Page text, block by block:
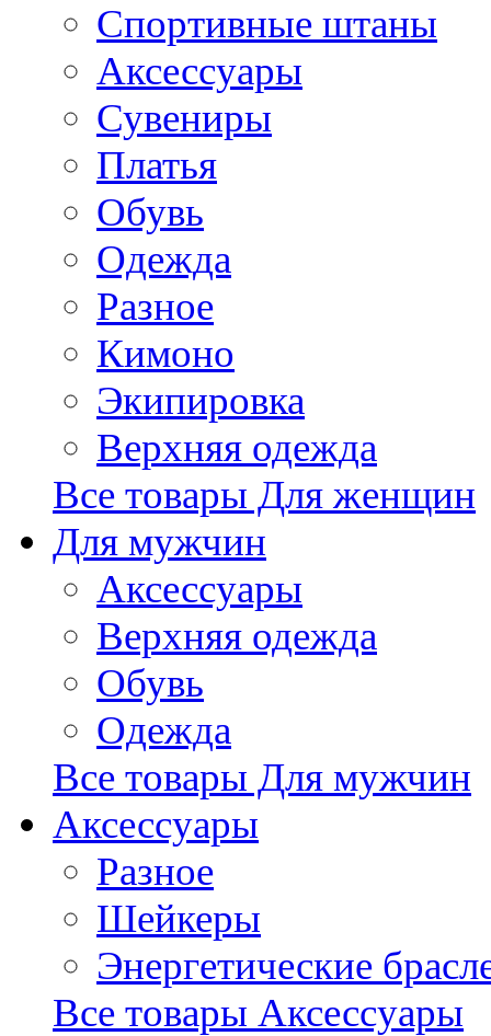
Спортивные штаны
Аксессуары
Сувениры
Платья
Обувь
Одежда
Разное
Кимоно
Экипировка
Верхняя одежда
Все товары Для женщин
Для мужчин
Аксессуары
Верхняя одежда
Обувь
Одежда
Все товары Для мужчин
Аксессуары
Разное
Шейкеры
Энергетические
Все товары Аксессуары